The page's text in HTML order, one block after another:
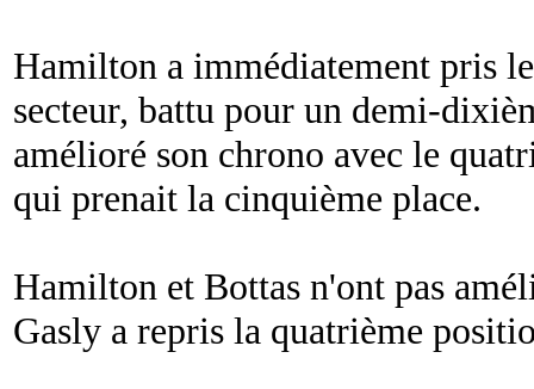
Hamilton a immédiatement pris
secteur, battu pour un demi-
amélioré son chrono avec le
qui prenait la cinquième place.
Hamilton et Bottas n'ont pas
Gasly a repris la quatrième